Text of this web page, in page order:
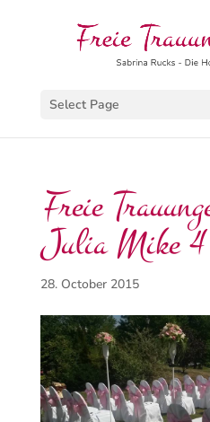
Select Page
Freie
Julia Mike 4
28. October 2015